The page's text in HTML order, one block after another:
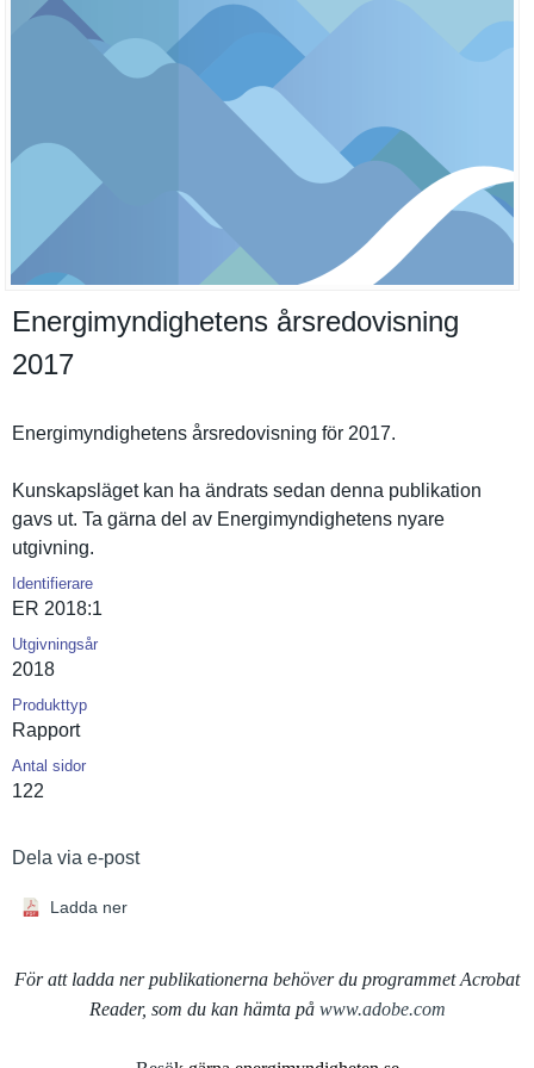
Energimyndighetens årsredovisning
2017
Energimynd­ighetens årsredovis­ning för 2017.
Kunskapslä­get kan ha ändrats sedan denna publikatio­n
gavs ut. Ta gärna del av Energimynd­ighetens nyare
utgivning.
Identifierare
ER 2018:1
Utgivningsår
2018
Produkttyp
Rapport
Antal sidor
122
Dela via e-post
Ladda ner
För att ladda ner publikationerna behöver du programmet Acrobat
Reader, som du kan hämta på www.adobe.com